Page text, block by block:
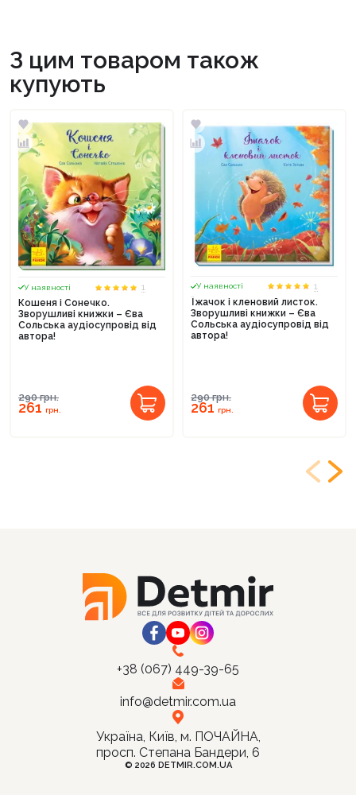
З цим товаром також
купують
У наявності
1
Кошеня і Сонечко.
Зворушливі книжки – Єва
Сольська аудіосупровід від
автора!
290грн.
261грн.
У наявності
1
Їжачок і кленовий листок.
Зворушливі книжки – Єва
Сольська аудіосупровід від
автора!
290грн.
261грн.
+38 (067) 449-39-65
info@detmir.com.ua
Україна, Київ, м. ПОЧАЙНА,
просп. Степана Бандери, 6
© 2026 DETMIR.COM.UA